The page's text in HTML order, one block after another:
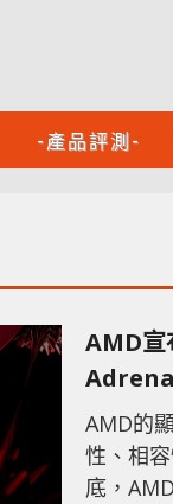
-產品評測-
AMD
AMD的
性、相
底，